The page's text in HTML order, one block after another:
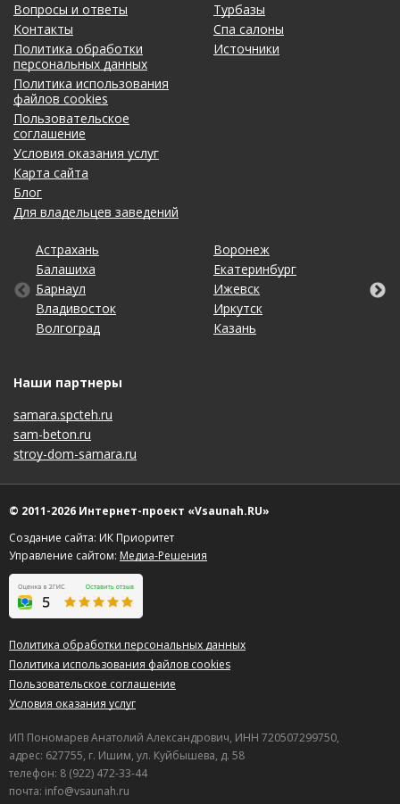
Вопросы и ответы
Контакты
Политика обработки
персональных данных
Политика использования
файлов cookies
Пользовательское
соглашение
Условия оказания услуг
Карта сайта
Блог
Для владельцев заведений
Турбазы
Спа салоны
Источники
Астрахань
Балашиха
Барнаул
Владивосток
Волгоград
Воронеж
Екатеринбург
Ижевск
Иркутск
Казань
Калининград
Кемерово
Киров
Краснодар
Красноярск
Липецк
Махачкала
Москва
Набережные Челны
Нижний Новгород
Новосибирск
Омск
Оренбург
Пенза
Пермь
Ростов-на-Дону
Рязань
Санкт-Петербург
Саратов
Ставрополь
Тольятти
Томск
Тула
Тюмень
Ульяновск
Уфа
Хабаровск
Чебоксары
Челябинск
Ярославль
Наши партнеры
samara.spcteh.ru
sam-beton.ru
stroy-dom-samara.ru
© 2011-2026 Интернет-проект «Vsaunah.RU»
Создание сайта: ИК Приоритет
Управление сайтом: Медиа-Решения
Политика обработки персональных данных
Политика использования файлов cookies
Пользовательское соглашение
Условия оказания услуг
ИП Пономарев Анатолий Александрович, ИНН 720507299750,
адрес: 627755, г. Ишим, ул. Куйбышева, д. 58
телефон: 8 (922) 472-33-44
почта: info@vsaunah.ru